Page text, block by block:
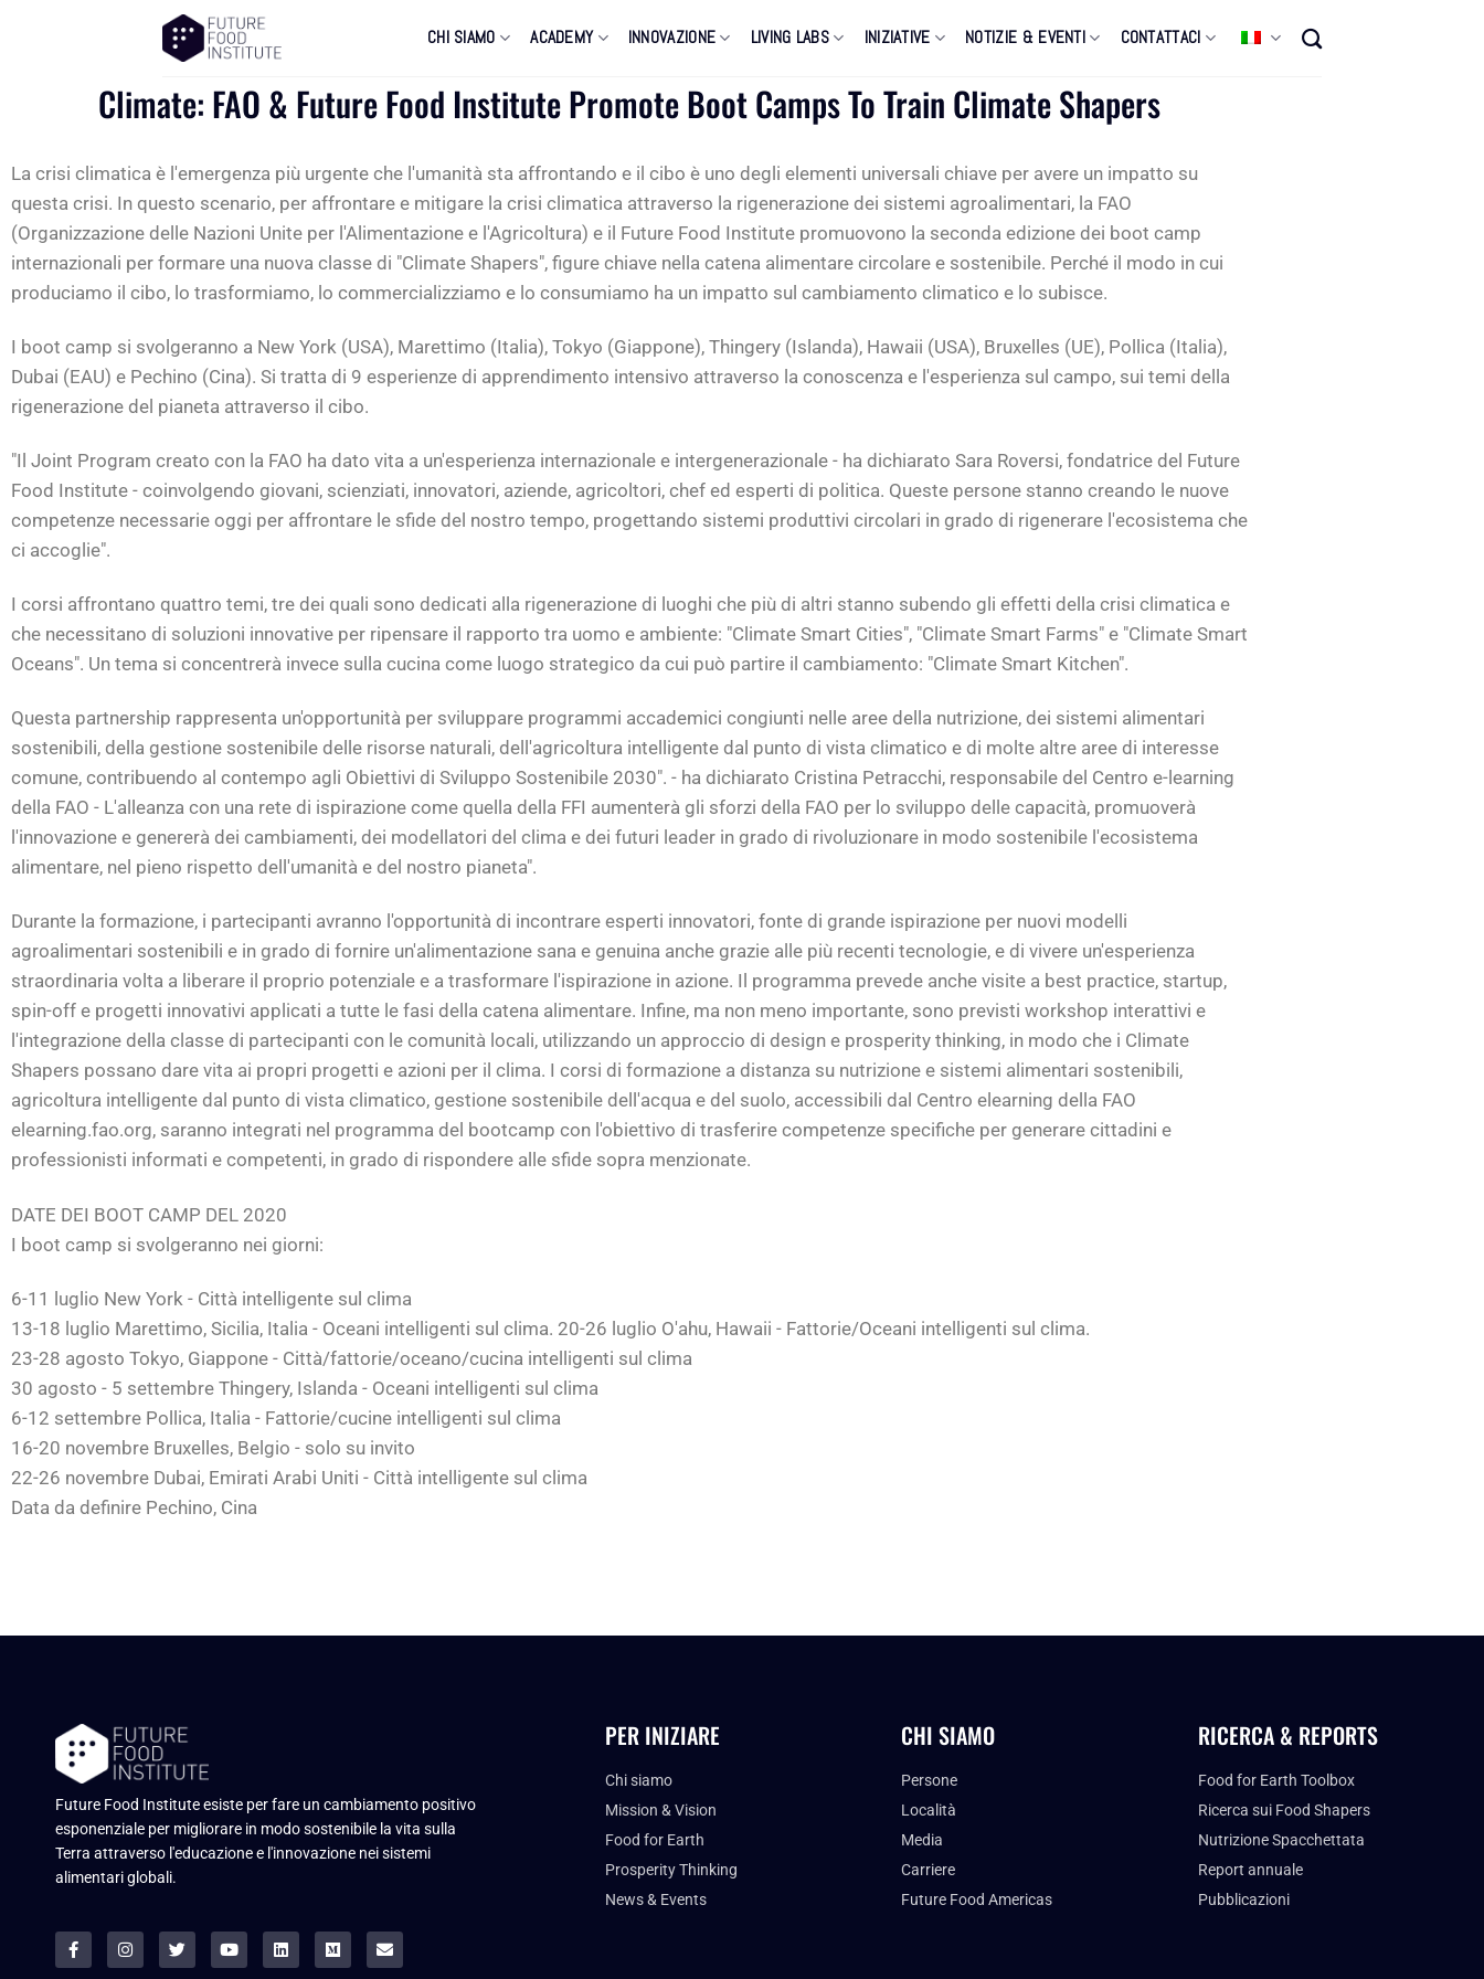
CHI SIAMO ACADEMY INNOVAZIONE LIVING LABS INIZIATIVE NOTIZIE & EVENTI CONTATTACI
Climate: FAO & Future Food Institute Promote Boot Camps To Train Climate Shapers
La crisi climatica è l'emergenza più urgente che l'umanità sta affrontando e il cibo è uno degli elementi universali chiave per avere un impatto su
questa crisi. In questo scenario, per affrontare e mitigare la crisi climatica attraverso la rigenerazione dei sistemi agroalimentari, la FAO
(Organizzazione delle Nazioni Unite per l'Alimentazione e l'Agricoltura) e il Future Food Institute promuovono la seconda edizione dei boot camp
internazionali per formare una nuova classe di "Climate Shapers", figure chiave nella catena alimentare circolare e sostenibile. Perché il modo in cui
produciamo il cibo, lo trasformiamo, lo commercializziamo e lo consumiamo ha un impatto sul cambiamento climatico e lo subisce.
I boot camp si svolgeranno a New York (USA), Marettimo (Italia), Tokyo (Giappone), Thingery (Islanda), Hawaii (USA), Bruxelles (UE), Pollica (Italia),
Dubai (EAU) e Pechino (Cina). Si tratta di 9 esperienze di apprendimento intensivo attraverso la conoscenza e l'esperienza sul campo, sui temi della
rigenerazione del pianeta attraverso il cibo.
"Il Joint Program creato con la FAO ha dato vita a un'esperienza internazionale e intergenerazionale - ha dichiarato Sara Roversi, fondatrice del Future
Food Institute - coinvolgendo giovani, scienziati, innovatori, aziende, agricoltori, chef ed esperti di politica. Queste persone stanno creando le nuove
competenze necessarie oggi per affrontare le sfide del nostro tempo, progettando sistemi produttivi circolari in grado di rigenerare l'ecosistema che
ci accoglie".
I corsi affrontano quattro temi, tre dei quali sono dedicati alla rigenerazione di luoghi che più di altri stanno subendo gli effetti della crisi climatica e
che necessitano di soluzioni innovative per ripensare il rapporto tra uomo e ambiente: "Climate Smart Cities", "Climate Smart Farms" e "Climate Smart
Oceans". Un tema si concentrerà invece sulla cucina come luogo strategico da cui può partire il cambiamento: "Climate Smart Kitchen".
Questa partnership rappresenta un'opportunità per sviluppare programmi accademici congiunti nelle aree della nutrizione, dei sistemi alimentari
sostenibili, della gestione sostenibile delle risorse naturali, dell'agricoltura intelligente dal punto di vista climatico e di molte altre aree di interesse
comune, contribuendo al contempo agli Obiettivi di Sviluppo Sostenibile 2030". - ha dichiarato Cristina Petracchi, responsabile del Centro e-learning
della FAO - L'alleanza con una rete di ispirazione come quella della FFI aumenterà gli sforzi della FAO per lo sviluppo delle capacità, promuoverà
l'innovazione e genererà dei cambiamenti, dei modellatori del clima e dei futuri leader in grado di rivoluzionare in modo sostenibile l'ecosistema
alimentare, nel pieno rispetto dell'umanità e del nostro pianeta".
Durante la formazione, i partecipanti avranno l'opportunità di incontrare esperti innovatori, fonte di grande ispirazione per nuovi modelli
agroalimentari sostenibili e in grado di fornire un'alimentazione sana e genuina anche grazie alle più recenti tecnologie, e di vivere un'esperienza
straordinaria volta a liberare il proprio potenziale e a trasformare l'ispirazione in azione. Il programma prevede anche visite a best practice, startup,
spin-off e progetti innovativi applicati a tutte le fasi della catena alimentare. Infine, ma non meno importante, sono previsti workshop interattivi e
l'integrazione della classe di partecipanti con le comunità locali, utilizzando un approccio di design e prosperity thinking, in modo che i Climate
Shapers possano dare vita ai propri progetti e azioni per il clima. I corsi di formazione a distanza su nutrizione e sistemi alimentari sostenibili,
agricoltura intelligente dal punto di vista climatico, gestione sostenibile dell'acqua e del suolo, accessibili dal Centro elearning della FAO
elearning.fao.org, saranno integrati nel programma del bootcamp con l'obiettivo di trasferire competenze specifiche per generare cittadini e
professionisti informati e competenti, in grado di rispondere alle sfide sopra menzionate.
DATE DEI BOOT CAMP DEL 2020
I boot camp si svolgeranno nei giorni:
6-11 luglio New York - Città intelligente sul clima
13-18 luglio Marettimo, Sicilia, Italia - Oceani intelligenti sul clima. 20-26 luglio O'ahu, Hawaii - Fattorie/Oceani intelligenti sul clima.
23-28 agosto Tokyo, Giappone - Città/fattorie/oceano/cucina intelligenti sul clima
30 agosto - 5 settembre Thingery, Islanda - Oceani intelligenti sul clima
6-12 settembre Pollica, Italia - Fattorie/cucine intelligenti sul clima
16-20 novembre Bruxelles, Belgio - solo su invito
22-26 novembre Dubai, Emirati Arabi Uniti - Città intelligente sul clima
Data da definire Pechino, Cina
Future Food Institute esiste per fare un cambiamento positivo
esponenziale per migliorare in modo sostenibile la vita sulla
Terra attraverso l'educazione e l'innovazione nei sistemi
alimentari globali.
PER INIZIARE
Chi siamo
Mission & Vision
Food for Earth
Prosperity Thinking
News & Events
CHI SIAMO
Persone
Località
Media
Carriere
Future Food Americas
RICERCA & REPORTS
Food for Earth Toolbox
Ricerca sui Food Shapers
Nutrizione Spacchettata
Report annuale
Pubblicazioni